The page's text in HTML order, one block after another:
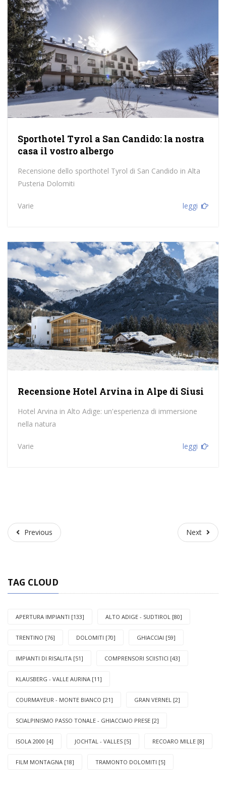
Sporthotel Tyrol a San Candido: la nostra
casa il vostro albergo
Recensione dello sporthotel Tyrol di San Candido in Alta
Pusteria Dolomiti
Varie leggi
Recensione Hotel Arvina in Alpe di Siusi
Hotel Arvina in Alto Adige: un'esperienza di immersione
nella natura
Varie leggi
PreviousPrevious Next Next
TAG CLOUD
APERTURA IMPIANTI [133] ALTO ADIGE - SUDTIROL [80]
TRENTINO [76] DOLOMITI [70] GHIACCIAI [59]
IMPIANTI DI RISALITA [51] COMPRENSORI SCIISTICI [43]
KLAUSBERG - VALLE AURINA [11]
COURMAYEUR - MONTE BIANCO [21] GRAN VERNEL [2]
SCIALPINISMO PASSO TONALE - GHIACCIAIO PRESE [2]
ISOLA 2000 [4] JOCHTAL - VALLES [5] RECOARO MILLE [8]
FILM MONTAGNA [18] TRAMONTO DOLOMITI [5]